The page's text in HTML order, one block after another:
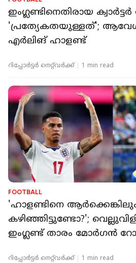
ഇംഗ്ലണ്ടിനെതിരായ ക്വാര്‍ട്ടര്‍
'പ്രത്യേകതയുള്ളത്';
എര്‍ലിങ് ഹാളണ്ട്
റിപ്പോർട്ടർ നെറ്റ്‌വര്‍ക്ക്‌ 1 min read
FOOTBALL
'ഹാളണ്ടിനെ
കഴിഞ്ഞിട്ടുണ്ടോ?';
ഇംഗ്ലണ്ട് താരം മോര്‍ഗന്‍
റിപ്പോർട്ടർ നെറ്റ്‌വര്‍ക്ക്‌ 1 min read